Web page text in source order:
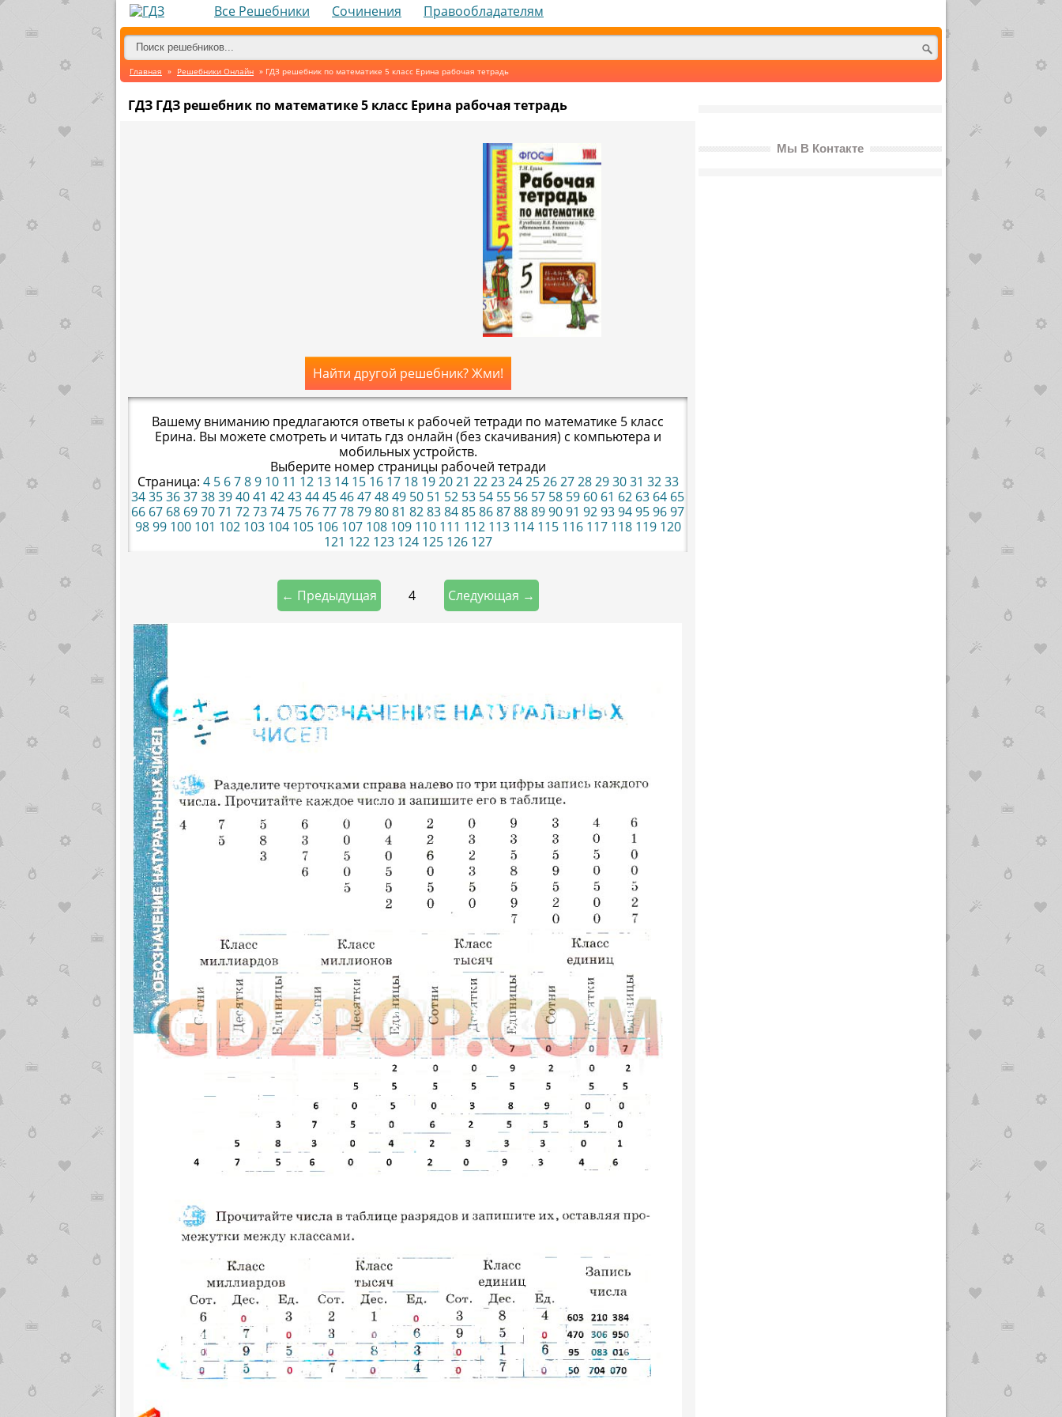
Все Решебники Сочинения Правообладателям
Главная » Решебники Онлайн » ГДЗ решебник по математике 5 класс Ерина рабочая тетрадь
ГДЗ ГДЗ решебник по математике 5 класс Ерина рабочая тетрадь
Найти другой решебник? Жми!
Вашему вниманию предлагаются ответы к рабочей тетради по математике 5 класс
Ерина. Вы можете смотреть и читать гдз онлайн (без скачивания) с компьютера и
мобильных устройств.
Выберите номер страницы рабочей тетради
Страница: 4567891011 12131415161718192021 22232425262728293031 3233
3435363738394041 4243444546474849 50 51 52 53 54 55 56 57 58 59 60 61 62 63 64 65
66 67 68 697071 72737475767778798081 82838485868788899091 929394959697
9899100101 102103104105106107108109110111 112113114115116117118119120
121 122123124125126127
← Предыдущая 4 Следующая →
Мы В Контакте